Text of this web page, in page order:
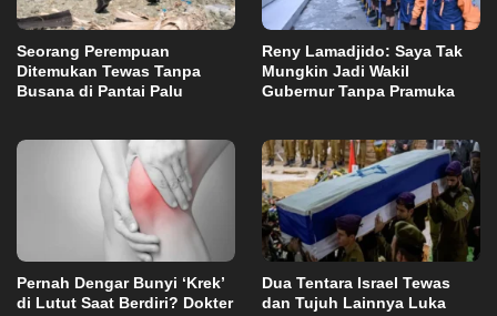
Seorang Perempuan
Ditemukan Tewas Tanpa
Busana di Pantai Palu
Reny Lamadjido: Saya Tak
Mungkin Jadi Wakil
Gubernur Tanpa Pramuka
Pernah Dengar Bunyi ‘Krek’
di Lutut Saat Berdiri? Dokter
Dua Tentara Israel Tewas
dan Tujuh Lainnya Luka